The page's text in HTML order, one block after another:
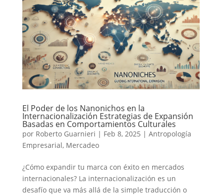
El Poder de los Nanonichos en la
Internacionalización Estrategias de Expansión
Basadas en Comportamientos Culturales
por Roberto Guarnieri | Feb 8, 2025 | Antropología
Empresarial, Mercadeo
¿Cómo expandir tu marca con éxito en mercados
internacionales? La internacionalización es un
desafío que va más allá de la simple traducción o